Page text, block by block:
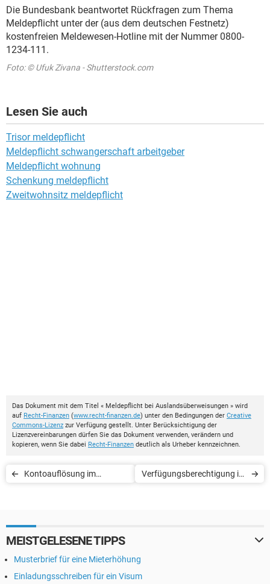
Die Bundesbank beantwortet Rückfragen zum Thema
Meldepflicht unter der (aus dem deutschen Festnetz)
kostenfreien Meldewesen-Hotline mit der Nummer 0800-
1234-111.
Foto: © Ufuk Zivana - Shutterstock.com
Lesen Sie auch
Trisor meldepflicht
Meldepflicht schwangerschaft arbeitgeber
Meldepflicht wohnung
Schenkung meldepflicht
Zweitwohnsitz meldepflicht
Das Dokument mit dem Titel « Meldepflicht bei Auslandsüberweisungen » wird
auf Recht-Finanzen (www.recht-finanzen.de) unter den Bedingungen der Creative
Commons-Lizenz zur Verfügung gestellt. Unter Berücksichtigung der
Lizenzvereinbarungen dürfen Sie das Dokument verwenden, verändern und
kopieren, wenn Sie dabei Recht-Finanzen deutlich als Urheber kennzeichnen.
Kontoauflösung im
Verfügungsberechtigung im
MEISTGELESENE TIPPS
Musterbrief für eine Mieterhöhung
Einladungsschreiben für ein Visum